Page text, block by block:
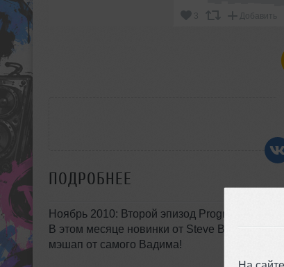
3 Добавить
ПОДРОБНЕЕ
Ноябрь 2010: Второй эпизод Progressive
В этом месяце новинки от Steve Brian,
мэшап от самого Вадима!